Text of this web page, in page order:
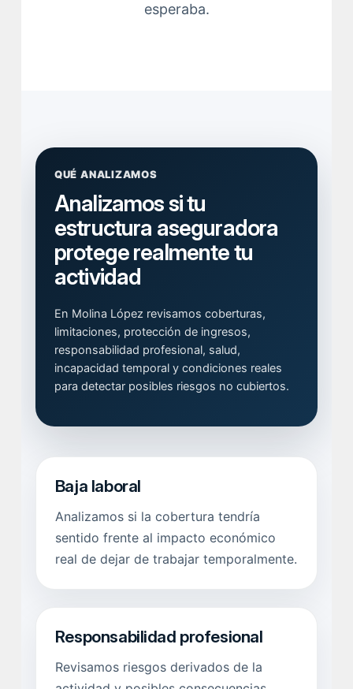
esperaba.
QUÉ ANALIZAMOS
Analizamos si tu
estructura aseguradora
protege realmente tu
actividad
En Molina López revisamos coberturas,
limitaciones, protección de ingresos,
responsabilidad profesional, salud,
incapacidad temporal y condiciones reales
para detectar posibles riesgos no cubiertos.
Baja laboral
Analizamos si la cobertura tendría
sentido frente al impacto económico
real de dejar de trabajar temporalmente.
Responsabilidad profesional
Revisamos riesgos derivados de la